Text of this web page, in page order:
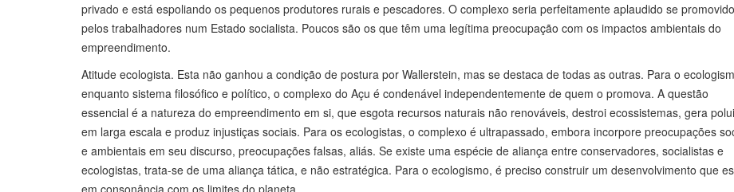
privado e está espoliando os pequenos produtores rurais e pescadores. O complexo seria perfeitamente aplaudido se promovido
pelos trabalhadores num Estado socialista. Poucos são os que têm uma legítima preocupação com os impactos ambientais do
empreendimento.
Atitude ecologista. Esta não ganhou a condição de postura por Wallerstein, mas se destaca de todas as outras. Para o
enquanto sistema filosófico e político, o complexo do Açu é condenável independentemente de quem o promova. A questão
essencial é a natureza do empreendimento em si, que esgota recursos naturais não renováveis, destroi ecossistemas, gera
em larga escala e produz injustiças sociais. Para os ecologistas, o complexo é ultrapassado, embora incorpore preocupações
e ambientais em seu discurso, preocupações falsas, aliás. Se existe uma espécie de aliança entre conservadores, socialistas e
ecologistas, trata-se de uma aliança tática, e não estratégica. Para o ecologismo, é preciso construir um desenvolvimento que